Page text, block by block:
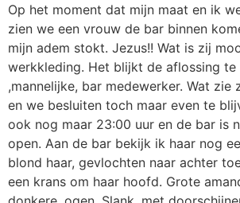
Op het moment dat mijn maat en ik
zien we een vrouw de bar binnen
mijn adem stokt. Jezus!! Wat is zij
werkkleding. Het blijkt de aflossing
,mannelijke, bar medewerker. Wat zie
en we besluiten toch maar even te
ook nog maar 23:00 uur en de bar is
open. Aan de bar bekijk ik haar nog
blond haar, gevlochten naar achter
een krans om haar hoofd. Grote